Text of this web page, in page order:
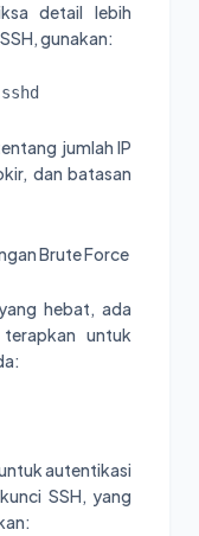
detail lebih
gunakan:
jumlah IP
dan batasan
Brute Force
hebat, ada
untuk
autentikasi
SSH, yang